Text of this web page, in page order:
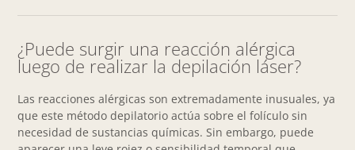
¿Puede surgir una reacción alérgica
luego de realizar la depilación láser?
Las reacciones alérgicas son extremadamente inusuales, ya
que este método depilatorio actúa sobre el folículo sin
necesidad de sustancias químicas. Sin embargo, puede